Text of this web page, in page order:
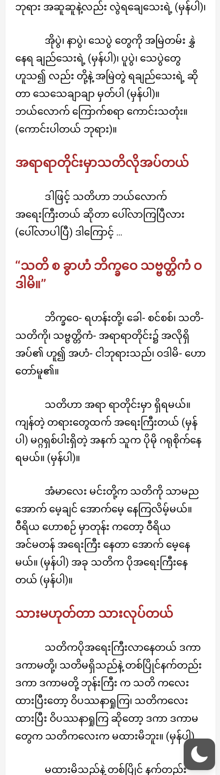
ဘုရား အဆူဆူနဲ့လည်း လွဲရချေသေးရဲ့ (မှန်ပါ)၊
အိုပွဲ၊ နာပွဲ၊ သေပွဲ တွေကို အမြဲတမ်း နွှဲ
နေရ ချည်သေးရဲ့ (မှန်ပါ)၊ ပူပွဲ၊ သေပွဲတွေ
ဟူသ၍ လည်း တို့နဲ့ အမြဲတွဲ ရချည်သေးရဲ့ ဆို
တာ သေသေချာချာ မှတ်ပါ (မှန်ပါ)။
ဘယ်လောက် ကြောက်စရာ ကောင်းသတုံး။
(ကောင်းပါတယ် ဘုရား)။
အရာရာတိုင်းမှာသတိလိုအပ်တယ်
ဒါဖြင့် သတိဟာ ဘယ်လောက်
အရေးကြီးတယ် ဆိုတာ ပေါ်လာကြပြီလား
(ပေါ်လာပါပြီ) ဒါကြောင့် …
‘‘သတိ စ ခွာဟံ ဘိက္ခဝေ သဗ္ဗတ္တိကံ ဝ
ဒါမိ။’’
ဘိက္ခဝေ- ရဟန်းတို့၊ ခေါ- စင်စစ်၊ သတိ-
သတိကို၊ သဗ္ဗတ္တိကံ- အရာရာတိုင်း၌ အလိုရှိ
အပ်၏ ဟူ၍ အဟံ- ငါဘုရားသည်၊ ဝဒါမိ- ဟော
တော်မူ၏။
သတိဟာ အရာ ရာတိုင်းမှာ ရှိရမယ်။
ကျန်တဲ့ တရားတွေထက် အရေးကြီးတယ် (မှန်
ပါ) မဂ္ဂရှစ်ပါးရှိတဲ့ အနက် သူက ပိုမို ဂရုစိုက်နေ
ရမယ်။ (မှန်ပါ)။
အံမာလေး မင်းတို့က သတိကို သာမည
အောက် မေ့ချင် အောက်မေ့ နေကြလိမ့်မယ်။
ဝီရိယ ဟောစဉ် မှာတုန်း ကတော့ ဝီရိယ
အင်မတန် အရေးကြီး နေတာ အောက် မေ့နေ
မယ်။ (မှန်ပါ) အခု သတိက ပိုအရေးကြီးနေ
တယ် (မှန်ပါ)။
သားမဟုတ်တာ သားလုပ်တယ်
သတိကပိုအရေးကြီးလာနေတယ် ဒကာ
ဒကာမတို့၊ သတိမရှိသည်နဲ့ တစ်ပြိုင်နက်တည်း
ဒကာ ဒကာမတို့ ဘုန်းကြီး က သတိ ကလေး
ထားပြီးတော့ ဝိပဿနာရှုကြ၊ သတိကလေး
ထားပြီး ဝိပဿနာရှုကြ ဆိုတော့ ဒကာ ဒကာမ
တွေက သတိကလေးက မထားမိဘူး။ (မှန်ပါ)
မထားမိသည်နဲ့ တစ်ပြိုင် နက်တည်း